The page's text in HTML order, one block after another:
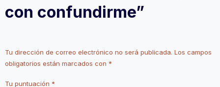
con confundirme”
Tu dirección de correo electrónico no será publicada. Los campos
obligatorios están marcados con *
Tu puntuación *